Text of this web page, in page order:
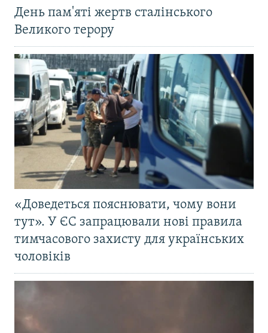
День пам'яті жертв сталінського
Великого терору
«Доведеться пояснювати, чому вони
тут». У ЄС запрацювали нові правила
тимчасового захисту для українських
чоловіків